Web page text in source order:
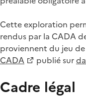
Cette exploration
rendus par la CADA
proviennent du jeu
CADA
publié sur
Cadre légal